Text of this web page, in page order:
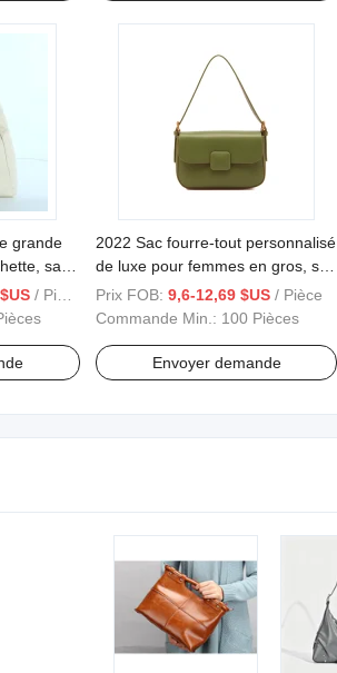
grande
sac
sac
/ Pièce
2022 Sac fourre-tout personnalisé
de luxe pour femmes en gros, sac
à main en cuir de haute qualité
pour femmes
Prix FOB: 9,6-12,69 $US / Pièce
Commande Min.: 100 Pièces
Envoyer demande